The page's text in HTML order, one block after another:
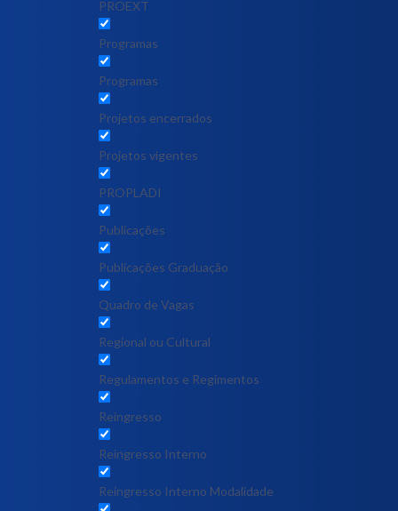
PROEXT
Programas
Programas
Projetos encerrados
Projetos vigentes
PROPLADI
Publicações
Publicações Graduação
Quadro de Vagas
Regional ou Cultural
Regulamentos e Regimentos
Reingresso
Reingresso Interno
Reingresso Interno Modalidade